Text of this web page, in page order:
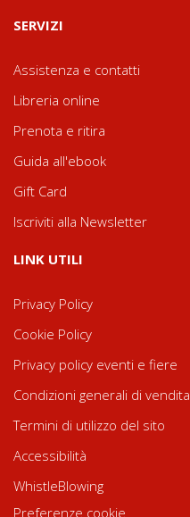
SERVIZI
Assistenza e contatti
Libreria online
Prenota e ritira
Guida all'ebook
Gift Card
Iscriviti alla Newsletter
LINK UTILI
Privacy Policy
Cookie Policy
Privacy policy eventi e fiere
Condizioni generali di vendita
Termini di utilizzo del sito
Accessibilità
WhistleBlowing
Preferenze cookie